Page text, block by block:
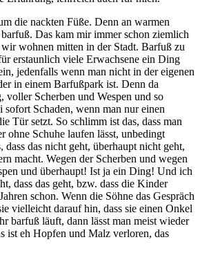
die nackten Füße. Denn an warmen
Das kam mir immer schon ziemlich
wohnen mitten in der Stadt. Barfuß zu
erstaunlich viele Erwachsene ein Ding
jedenfalls wenn man nicht in der eigenen
in einem Barfußpark ist. Denn da
voller Scherben und Wespen und so
sofort Schaden, wenn man nur einen
Tür setzt. So schlimm ist das, dass man
ohne Schuhe laufen lässt, unbedingt
dass das nicht geht, überhaupt nicht geht,
macht. Wegen der Scherben und wegen
und überhaupt! Ist ja ein Ding! Und ich
dass das geht, bzw. dass die Kinder
schon. Wenn die Söhne das Gespräch
vielleicht darauf hin, dass sie einen Onkel
barfuß läuft, dann lässt man meist wieder
ist eh Hopfen und Malz verloren, das